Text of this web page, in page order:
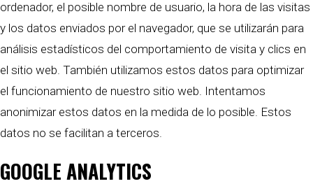
ordenador, el posible nombre de usuario, la hora de las visitas
y los datos enviados por el navegador, que se utilizarán para
análisis estadísticos del comportamiento de visita y clics en
el sitio web. También utilizamos estos datos para optimizar
el funcionamiento de nuestro sitio web. Intentamos
anonimizar estos datos en la medida de lo posible. Estos
datos no se facilitan a terceros.
GOOGLE ANALYTICS